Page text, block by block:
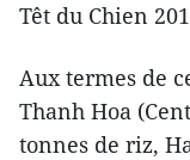
Têt du Chien
Aux termes de
Thanh Hoa
tonnes de riz,